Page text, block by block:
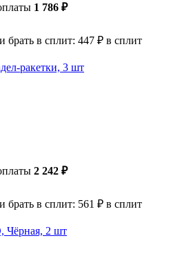
1 786 ₽
брать в сплит: 447 ₽ в сплит
ракетки, 3 шт
2 242 ₽
брать в сплит: 561 ₽ в сплит
Чёрная, 2 шт